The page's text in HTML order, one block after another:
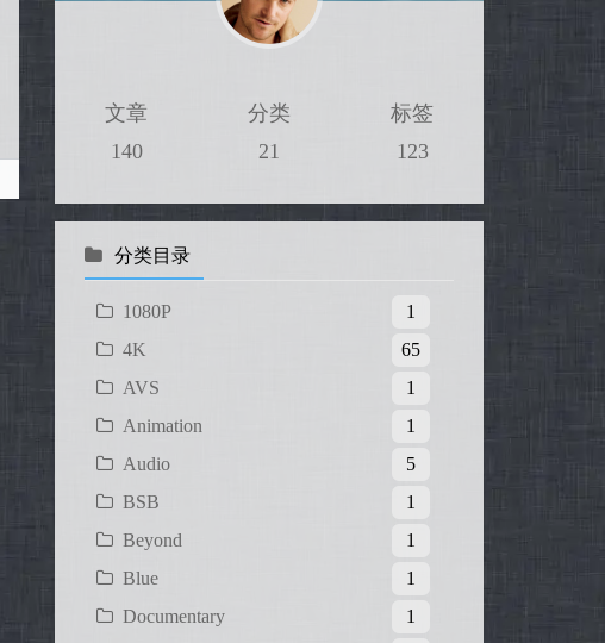
文章
140
分类
21
标签
123
分类目录
1080P
1
4K
65
AVS
1
Animation
1
Audio
5
BSB
1
Beyond
1
Blue
1
Documentary
1